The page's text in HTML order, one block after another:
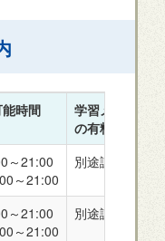
時間
学習メニュー
の有料コンテ
～21:00
～21:00
別途課金
～21:00
～21:00
別途課金